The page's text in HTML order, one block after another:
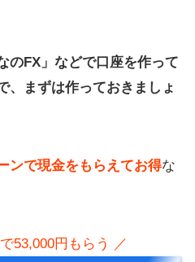
のFX」などで口座を作って
、まずは作っておきましょ
ンで現金をもらえてお得な
53,000円もらう ／